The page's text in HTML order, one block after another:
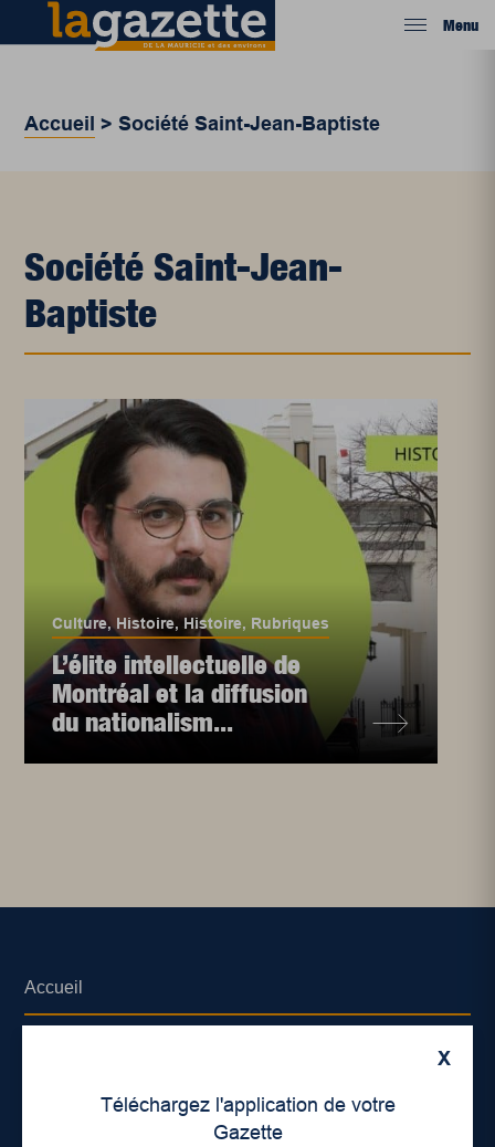
Menu
Accueil >Société Saint-Jean-Baptiste
Société Saint-Jean-
Baptiste
Culture, Histoire,Histoire, Rubriques
L’élite intellectuelle de
Montréal et la diffusion
du nationalism...
X
Téléchargez l'application de votre
Gazette
Accueil
Déontologie et confidentialité